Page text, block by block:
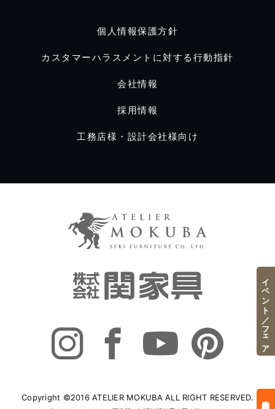
個人情報保護方針
カスタマーハラスメントに対する行動指針
会社情報
採用情報
工務店様・設計会社様向け
Copyright ©2016 ATELIER MOKUBA ALL RIGHT RESERVED.
イベント／フェア